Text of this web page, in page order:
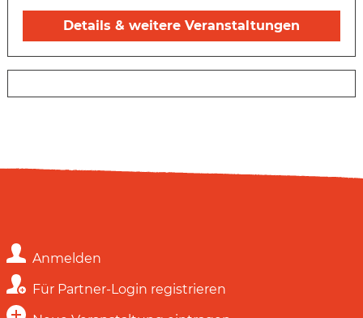
Details & weitere Veranstaltungen
Anmelden
Für Partner-Login registrieren